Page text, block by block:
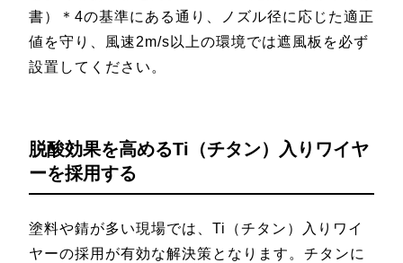
書）＊4の基準にある通り、ノズル径に応じた適正
値を守り、風速2m/s以上の環境では遮風板を必ず
設置してください。
脱酸効果を高めるTi（チタン）入りワイヤ
ーを採用する
塗料や錆が多い現場では、Ti（チタン）入りワイ
ヤーの採用が有効な解決策となります。チタンに